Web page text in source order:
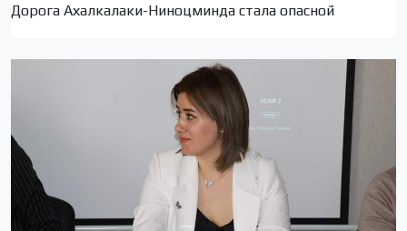
Дорога Ахалкалаки-Ниноцминда стала опасной